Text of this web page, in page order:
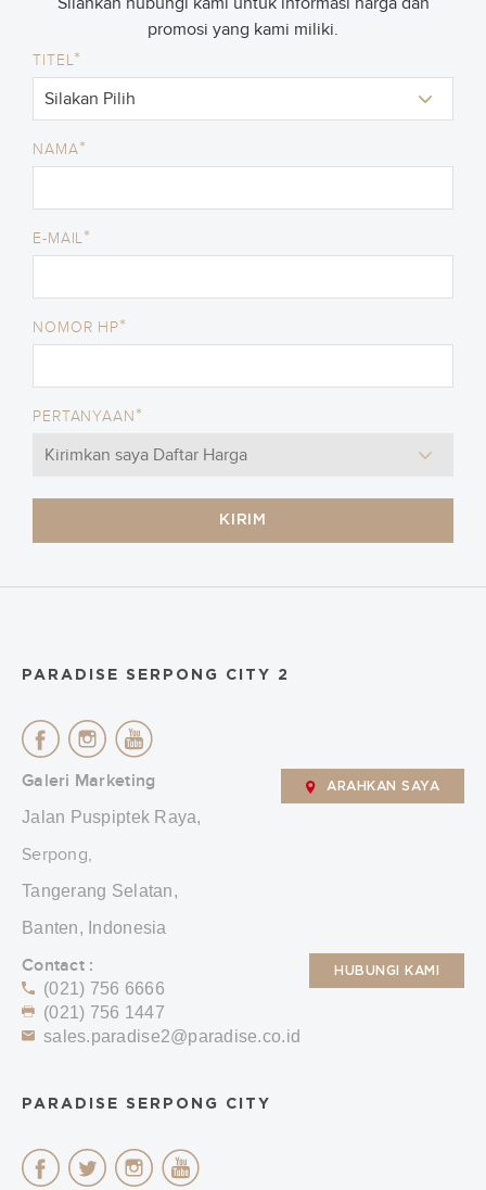
promosi yang kami miliki.
TITEL*
NAMA*
E-MAIL*
NOMOR HP*
PERTANYAAN*
KIRIM
PARADISE SERPONG CITY 2
Galeri Marketing
Jalan Puspiptek Raya,
Serpong,
Tangerang Selatan,
Banten, Indonesia
ARAHKAN SAYA
Contact :
(021) 756 6666
(021) 756 1447
sales.paradise2@paradise.co.id
HUBUNGI KAMI
PARADISE SERPONG CITY